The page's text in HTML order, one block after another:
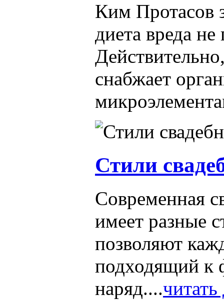
Ким Протасов
диета вреда не
снабжает
Стили
Современная
имеет разные
позволяют
подходящий к
наряд....читать